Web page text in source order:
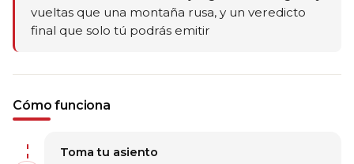
vueltas que una montaña rusa, y un veredicto
final que solo tú podrás emitir
Cómo funciona
Toma tu asiento